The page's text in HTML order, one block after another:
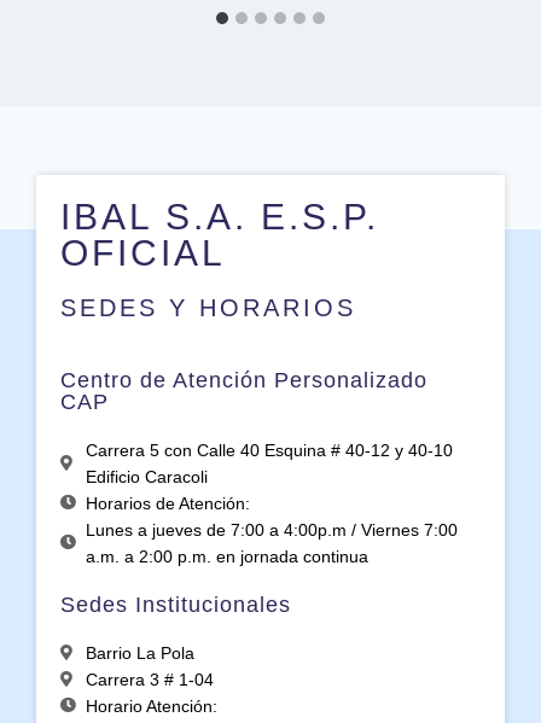
IBAL S.A. E.S.P.
OFICIAL
SEDES Y HORARIOS
Centro de Atención Personalizado
CAP
Carrera 5 con Calle 40 Esquina # 40-12 y 40-10
Edificio Caracoli
Horarios de Atención:
Lunes a jueves de 7:00 a 4:00p.m / Viernes 7:00
a.m. a 2:00 p.m. en jornada continua
Sedes Institucionales
Barrio La Pola
Carrera 3 # 1-04
Horario Atención: